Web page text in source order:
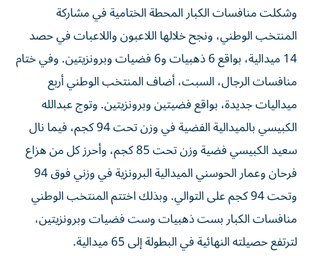
وشكلت منافسات الكبار المحطة الختامية في مشاركة
المنتخب الوطني، ونجح خلالها اللاعبون واللاعبات في حصد
14 ميدالية، بواقع 6 ذهبيات و6 فضيات وبرونزيتين. وفي ختام
منافسات الرجال، السبت، أضاف المنتخب الوطني أربع
ميداليات جديدة، بواقع فضيتين وبرونزيتين. وتوج عبدالله
الكبيسي بالميدالية الفضية في وزن تحت 94 كجم، فيما نال
سعيد الكبيسي فضية وزن تحت 85 كجم، وأحرز كل من هزاع
فرحان وعمار الحوسني الميدالية البرونزية في وزني فوق 94
وتحت 94 كجم على التوالي. وبذلك اختتم المنتخب الوطني
منافسات الكبار بست ذهبيات وست فضيات وبرونزيتين،
لترتفع حصيلته النهائية في البطولة إلى 65 ميدالية.